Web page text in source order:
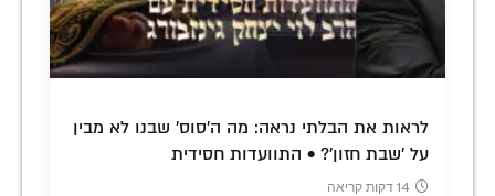
לראות את הבלתי נראה: מה ה'סוס' שבנו לא מבין
על 'שבת חזון'? • התוועדות חסידית
14 דקות קריאה